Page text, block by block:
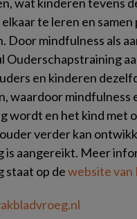
elkaar te leren en
Door mindfulness als
Ouderschapstraining
en kinderen
waardoor mindfulness
wordt en het kind met
verder kan
is aangereikt. Meer
staat op dewebsite van